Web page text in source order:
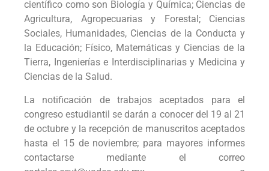
científico como son Biología y Química; Ciencias de
Agricultura, Agropecuarias y Forestal; Ciencias
Sociales, Humanidades, Ciencias de la Conducta y
la Educación; Físico, Matemáticas y Ciencias de la
Tierra, Ingenierías e Interdisciplinarias y Medicina y
Ciencias de la Salud.
La notificación de trabajos aceptados para el
congreso estudiantil se darán a conocer del 19 al 21
de octubre y la recepción de manuscritos aceptados
hasta el 15 de noviembre; para mayores informes
contactarse mediante el correo